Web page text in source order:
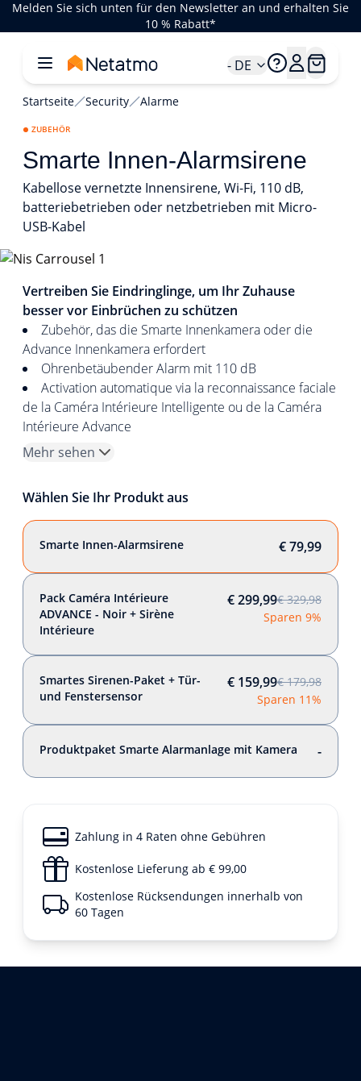
Melden Sie sich unten für den Newsletter an und erhalten Sie
10 % Rabatt*
- DE
Startseite Security Alarme
ZUBEHÖR
Smarte Innen-Alarmsirene
Kabellose vernetzte Innensirene, Wi-Fi, 110 dB,
batteriebetrieben oder netzbetrieben mit Micro-
USB-Kabel
Vertreiben Sie Eindringlinge, um Ihr Zuhause
besser vor Einbrüchen zu schützen
Zubehör, das die Smarte Innenkamera oder die
Advance Innenkamera erfordert
Ohrenbetäubender Alarm mit 110 dB
Activation automatique via la reconnaissance faciale
de la Caméra Intérieure Intelligente ou de la Caméra
Intérieure Advance
Mehr sehen
Wählen Sie Ihr Produkt aus
Smarte Innen-Alarmsirene € 79,99
Pack Caméra Intérieure
ADVANCE - Noir + Sirène
Intérieure
€ 299,99€ 329,98
Sparen 9%
Smartes Sirenen-Paket + Tür-
und Fenstersensor
€ 159,99€ 179,98
Sparen 11%
Produktpaket Smarte Alarmanlage mit Kamera -
Zahlung in 4 Raten ohne Gebühren
Kostenlose Lieferung ab € 99,00
Kostenlose Rücksendungen innerhalb von
60 Tagen